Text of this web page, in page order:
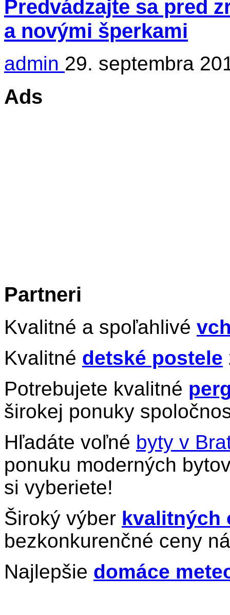
Predvádzajte sa pred
a novými šperkami
admin 29. septembra
Ads
Partneri
Kvalitné a spoľahlivé
Kvalitné detské postele
Potrebujete kvalitné
širokej ponuky
Hľadáte voľné byty v
ponuku moderných
si vyberiete!
Široký výber kvalitných
bezkonkurenčné ceny
Najlepšie domáce